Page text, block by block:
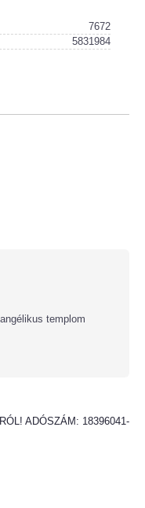
7672
5831984
templom
ADÓSZÁM: 18396041-